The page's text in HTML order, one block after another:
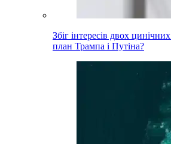
Збіг інтересів двох
план Трампа і Путіна?